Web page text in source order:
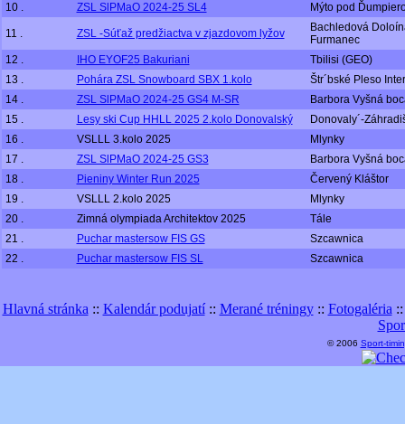
10 .
ZSL SlPMaO 2024-25 SL4 Mýto pod
11 . ZSL -Súťaž predžiactva v zjazdovom lyžov
Bachledová
Furmanec
12 .
IHO EYOF25 Bakuriani
Tbilisi (GEO)
13 .
Pohára ZSL Snowboard SBX 1.kolo
Štr´bské Pleso
14 .
ZSL SlPMaO 2024-25 GS4 M-SR
Barbora Vyšná
15 .
Lesy ski Cup HHLL 2025 2.kolo Donovalský
Donovaly´-
16 .
VSLLL 3.kolo 2025
Mlynky
17 .
ZSL SlPMaO 2024-25 GS3
Barbora Vyšná
18 .
Pieniny Winter Run 2025
Červený Kláštor
19 .
VSLLL 2.kolo 2025
Mlynky
20 .
Zimná olympiada Architektov 2025
Tále
21 .
Puchar mastersow FIS GS
Szcawnica
22 .
Puchar mastersow FIS SL Szcawnica
Hlavná stránka :: Kalendár podujatí:: Merané tréningy:: Fotogaléria
© 2006 Sport-